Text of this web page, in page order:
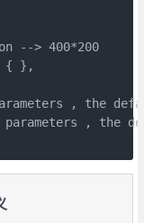
--> 400*200
{ },
, the
, the